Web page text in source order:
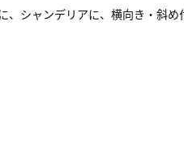
、シャンデリアに、横向き・斜